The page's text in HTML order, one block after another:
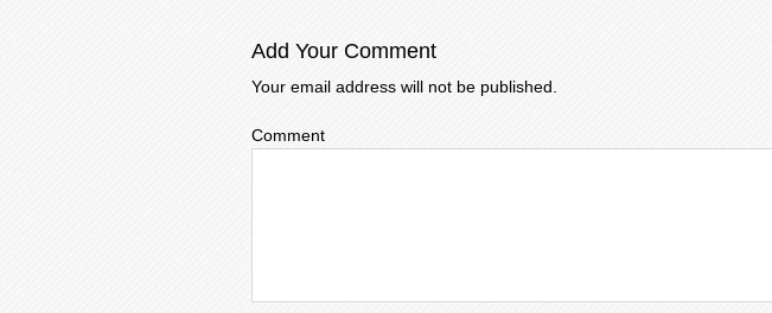
Add Your Comment
Your email address will not be published.
Comment